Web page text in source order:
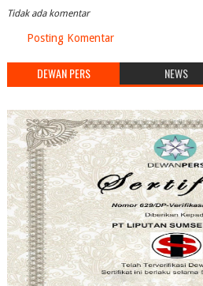
Tidak ada komentar
Posting Komentar
DEWAN PERS NEWS